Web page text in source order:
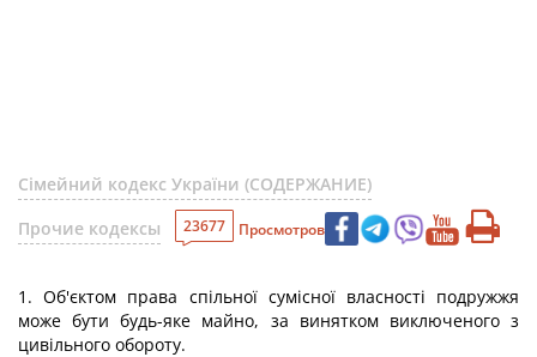
Сімейний кодекс України (СОДЕРЖАНИЕ)
Прочие кодексы
23677 Просмотров
1. Об'єктом права спільної сумісної власності подружжя
може бути будь-яке майно, за винятком виключеного з
цивільного обороту.